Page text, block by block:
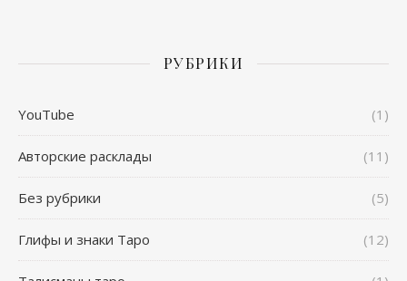
РУБРИКИ
YouTube (1)
Авторские расклады (11)
Без рубрики (5)
Глифы и знаки Таро (12)